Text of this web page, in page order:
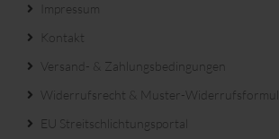
Impressum
Kontakt
Versand- & Zahlungsbedingungen
Widerrufsrecht & Muster-
EU Streitschlichtungsportal